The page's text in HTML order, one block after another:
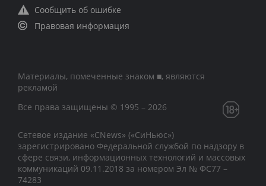
Сообщить об ошибке
Правовая информация
Материалы, помеченные знаком ■, являются
рекламой
Все права защищены © 1995 – 2026
Сетевое издание «CNews» («СиНьюс»)
зарегистрировано Федеральной службой по надзору в
сфере связи, информационных технологий и массовых
коммуникаций 09.11.2018 за номером Эл № ФС77 –
74283